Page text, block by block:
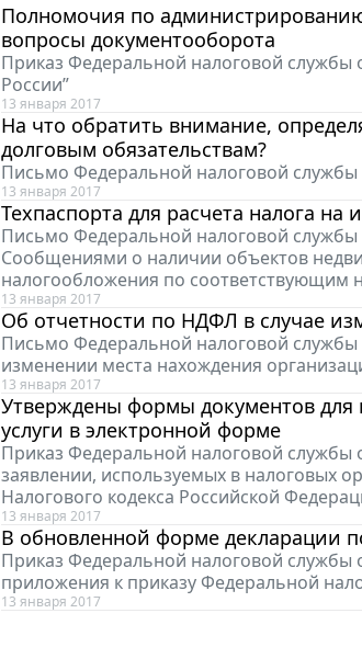
Полномочия по
вопросы документооборота
Приказ Федеральной налоговой
России”
13 января 2017
На что обратить внимание,
долговым обязательствам?
Письмо Федеральной налоговой службы
13 января 2017
Техпаспорта для расчета налога
Письмо Федеральной налоговой службы
Сообщениями о наличии объектов
налогообложения по
13 января 2017
Об отчетности по НДФЛ в случае
Письмо Федеральной налоговой
изменении места нахождения
13 января 2017
Утверждены формы документов
услуги в электронной форме
Приказ Федеральной налоговой
заявлении, используемых в налоговых
Налогового кодекса Российской
13 января 2017
В обновленной форме декларации
Приказ Федеральной налоговой
приложения к приказу Федеральной
13 января 2017